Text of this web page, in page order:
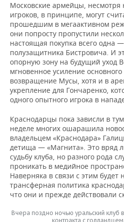
Московские армейцы, несмотря
игроков, в принципе, могут
прошедшим в мегаактивном
они попросту пропустили
настоящая покупка всего одна
полузащитника Бистровича. И
опорную зону на будущий уход
мгновенное усиление основного
возвращение Мусы, хотя и в
укрепление для Гончаренко,
одного опытного игрока в
Краснодарцы пока зависли в
неделе многих ошарашила
владельцем «Краснодара»
детища — «Магнита». Это вряд
судьбу клуба, но разного рода
проникать в медийное
Наверняка в связи с этим будет
трансферная политика
что они и прежде действовали
Вчера поздно ночью уральский клуб
контракта с